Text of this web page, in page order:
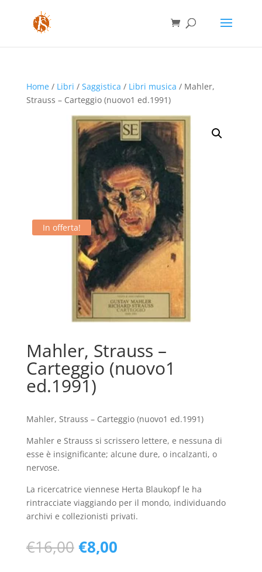
Home/ Libri / Saggistica / Libri musica / Mahler,
Strauss – Carteggio (nuovo1 ed.1991)
In offerta!
Mahler, Strauss –
Carteggio (nuovo1
ed.1991)
Mahler, Strauss – Carteggio (nuovo1 ed.1991)
Mahler e Strauss si scrissero lettere, e nessuna di
esse è insignificante; alcune dure, o incalzanti, o
nervose.
La ricercatrice viennese Herta Blaukopf le ha
rintracciate viaggiando per il mondo, individuando
archivi e collezionisti privati.
€16,00 Il
prezzo
€8,00Il